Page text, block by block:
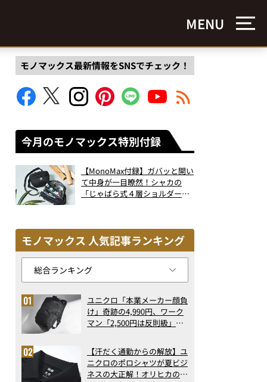
MENU
モノマックス最新情報をSNSでチェック！
今月のモノマックス特別付録
【MonoMax付録】ガバッと開い
て中身が一目瞭然！シャカの
「じゃばら式４層ショルダーバ
モノマックス 人気記事ランキング
ユニクロ「本業メーカー顔負
け」奇跡の4,990円、ワーク
マン「2,500円は反則級」凄
ト3】（2026年6月版）
【汗だく通勤からの解放】ユ
ニクロのポロシャツが夏ビジ
ネスの大正解！オリヒカの透